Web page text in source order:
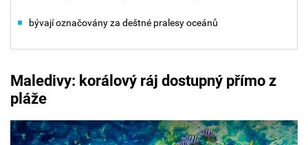
bývají označovány za deštné pralesy oceánů
Maledivy: korálový ráj dostupný přímo z
pláže